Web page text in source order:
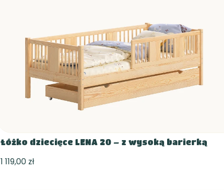
Łóżko dziecięce LENA 20 – z wysoką barierką
1 119,00 zł